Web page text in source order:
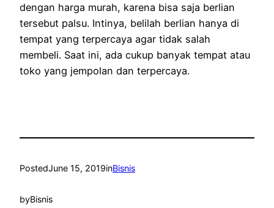
dengan harga murah, karena bisa saja berlian
tersebut palsu. Intinya, belilah berlian hanya di
tempat yang terpercaya agar tidak salah
membeli. Saat ini, ada cukup banyak tempat atau
toko yang jempolan dan terpercaya.
PostedJune 15, 2019inBisnis
byBisnis